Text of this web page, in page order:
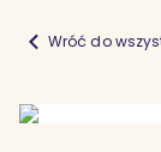
Wróć do